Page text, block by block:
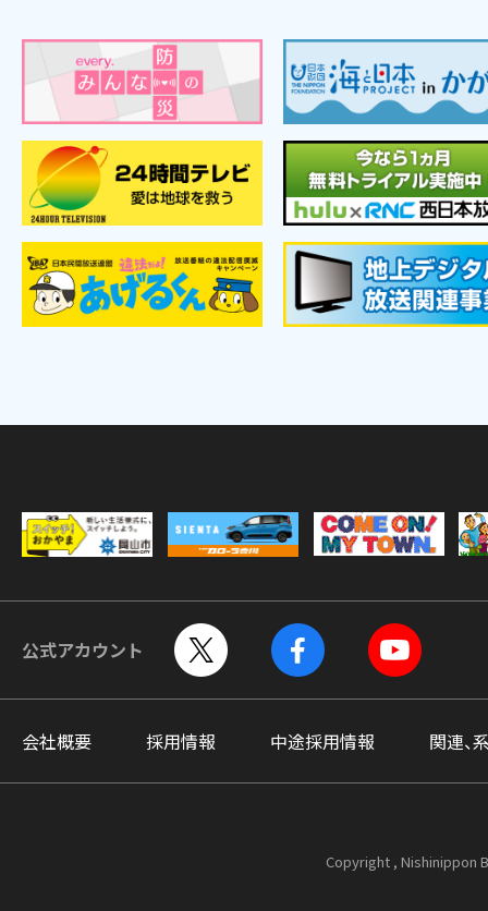
公式アカウント
会社概要 採用情報 中途採用情報 関連、
Copyright , Nishinippon